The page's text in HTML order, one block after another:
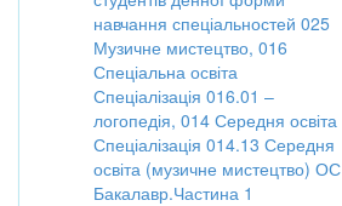
навчання спеціальностей 025
Музичне мистецтво, 016
Спеціальна освіта
Спеціалізація 016.01 –
логопедія, 014 Середня освіта
Спеціалізація 014.13 Середня
освіта (музичне мистецтво) ОС
Бакалавр.Частина 1